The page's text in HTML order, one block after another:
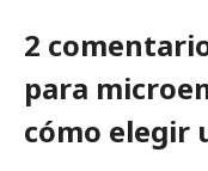
2
para
cómo elegir